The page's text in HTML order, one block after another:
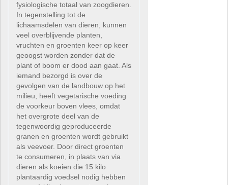
fysiologische totaal van zoogdieren.
In tegenstelling tot de
lichaamsdelen van dieren, kunnen
veel overblijvende planten,
vruchten en groenten keer op keer
geoogst worden zonder dat de
plant of boom er dood aan gaat. Als
iemand bezorgd is over de
gevolgen van de landbouw op het
milieu, heeft vegetarische voeding
de voorkeur boven vlees, omdat
het overgrote deel van de
tegenwoordig geproduceerde
granen en groenten wordt gebruikt
als veevoer. Door direct groenten
te consumeren, in plaats van via
dieren als koeien die 15 kilo
plantaardig voedsel nodig hebben